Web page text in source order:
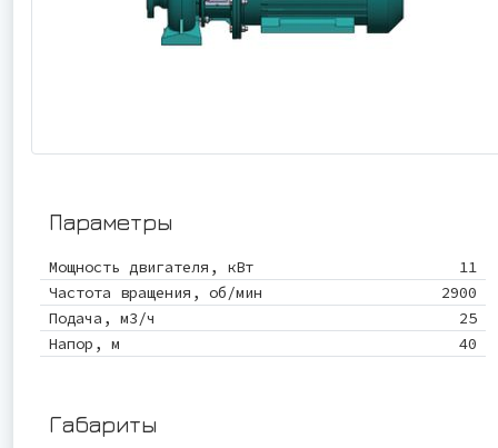
Параметры
Мощность двигателя, кВт
11
Частота вращения, об/мин
2900
Подача, м3/ч
25
Напор, м
40
Габариты